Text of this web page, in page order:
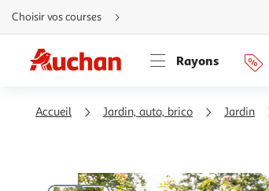
Aller
directement
au
Aller
directement
à
Aller
directement
Choisir vos courses
Rayons
Accueil Jardin, auto, brico Jardin